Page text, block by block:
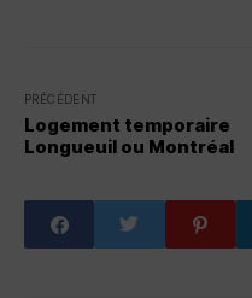
PRÉCÉDENT
Logement temporaire
Longueuil ou Montréal